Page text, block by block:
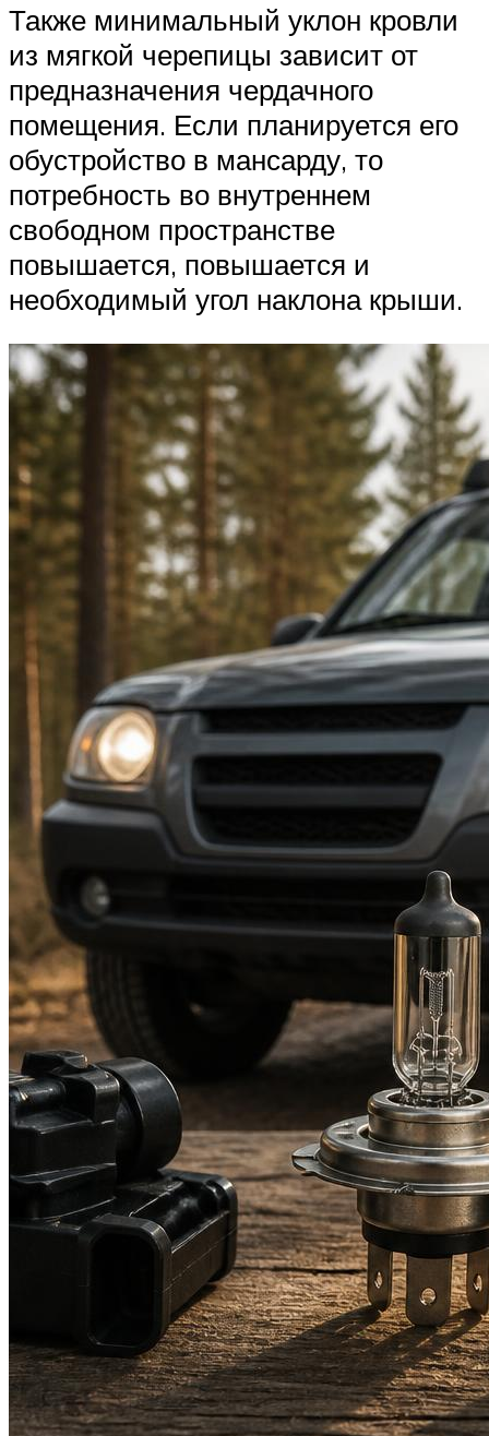
Также минимальный уклон кровли
из мягкой черепицы зависит от
предназначения чердачного
помещения. Если планируется его
обустройство в мансарду, то
потребность во внутреннем
свободном пространстве
повышается, повышается и
необходимый угол наклона крыши.